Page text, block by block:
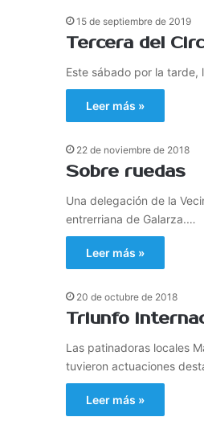
15 de septiembre de 2019
Tercera del
Este sábado por la
Leer más »
22 de noviembre de 2018
Sobre ruedas
Una delegación de la
entrerriana de Galarza.…
Leer más »
20 de octubre de 2018
Triunfo
Las patinadoras locales
tuvieron actuaciones
Leer más »